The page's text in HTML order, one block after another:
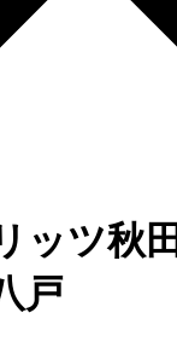
ッツ秋田
戸